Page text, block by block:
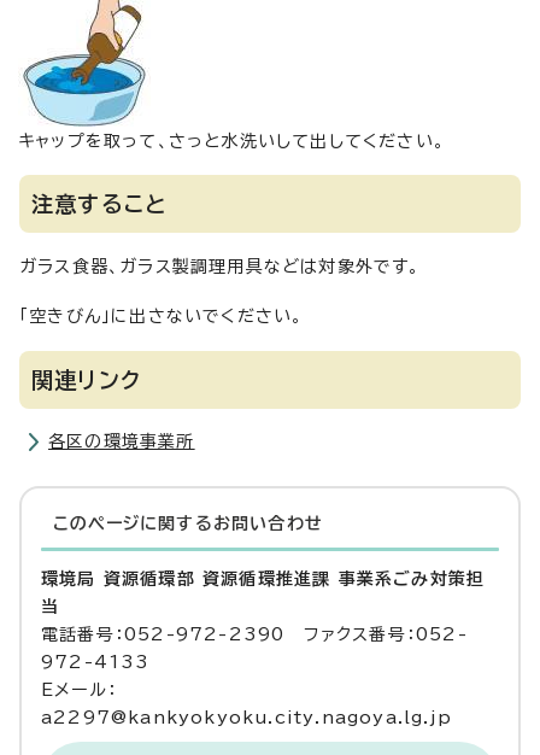
キャップを取って、さっと水洗いして出してください。
注意すること
ガラス食器、ガラス製調理用具などは対象外です。
「空きびん」に出さないでください。
関連リンク
各区の環境事業所
このページに関する お問い合わせ
環境局 資源循環部 資源循環推進課 事業系ごみ対策担
当
電話番号：052-972-2390 ファクス番号：052-
972-4133
Eメール：
a2297@kankyokyoku.city.nagoya.lg.jp